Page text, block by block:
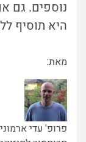
נוספים. גם
היא תוסיף
מאת:
פרופ' עדי ארמוני